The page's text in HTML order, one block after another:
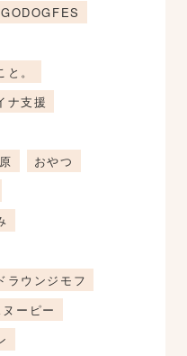
。
ナ支援
おやつ
ラウンジモフ
ヌーピー